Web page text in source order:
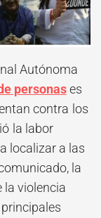
Autónoma
personases
contra los
la labor
localizar a las
la
la violencia